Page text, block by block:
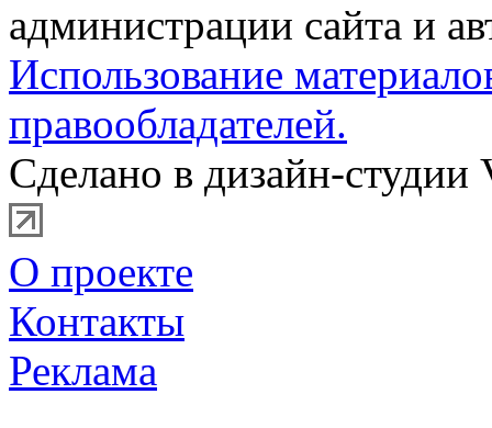
администрации сайта и
Использование
правообладателей.
Сделано в дизайн-студии
О проекте
Контакты
Реклама